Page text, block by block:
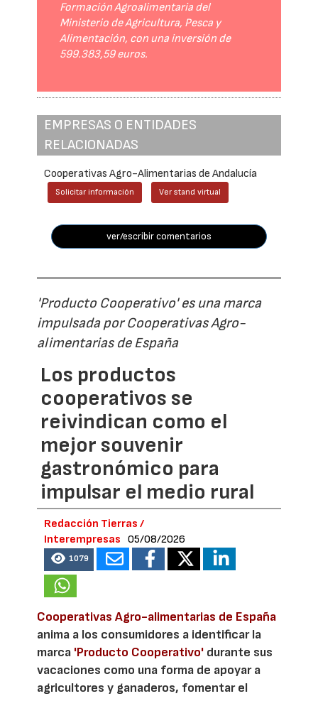
Formación Agroalimentaria del
Ministerio de Agricultura, Pesca y
Alimentación, con una inversión de
599.383,59 euros.
EMPRESAS O ENTIDADES
RELACIONADAS
Cooperativas Agro-Alimentarias de Andalucía
Solicitar información Ver stand virtual
ver/escribir comentarios
'Producto Cooperativo' es una marca
impulsada por Cooperativas Agro-
alimentarias de España
Los productos
cooperativos se
reivindican como el
mejor souvenir
gastronómico para
impulsar el medio rural
Redacción Tierras /
Interempresas
05/08/2026
1079
Cooperativas Agro-alimentarias de España
anima a los consumidores a identificar la
marca 'Producto Cooperativo' durante sus
vacaciones como una forma de apoyar a
agricultores y ganaderos, fomentar el